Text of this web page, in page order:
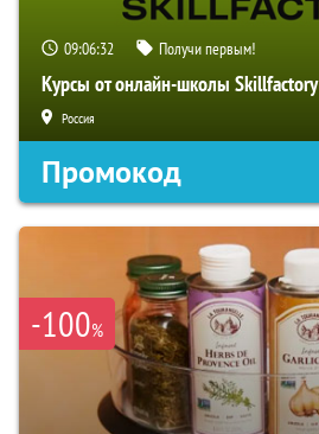
09:06:31 Получи первым!
Курсы от онлайн-школы Skillfactory
Россия
Промокод
-100%